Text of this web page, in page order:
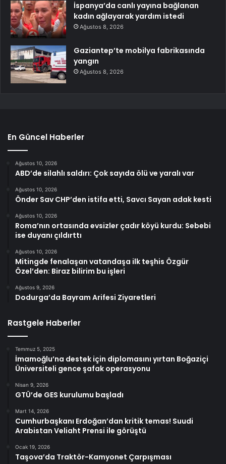
İspanya’da canlı yayına bağlanan
kadın ağlayarak yardım istedi
Ağustos 8, 2026
Gaziantep’te mobilya fabrikasında
yangın
Ağustos 8, 2026
En Güncel Haberler
Ağustos 10, 2026
ABD’de silahlı saldırı: Çok sayıda ölü ve yaralı var
Ağustos 10, 2026
Önder Sav CHP’den istifa etti, Savcı Sayan adak kesti
Ağustos 10, 2026
Roma’nın ortasında evsizler çadır köyü kurdu: Sebebi
ise duyanı çıldırttı
Ağustos 10, 2026
Mitingde fenalaşan vatandaşa ilk teşhis Özgür
Özel’den: Biraz bilirim bu işleri
Ağustos 9, 2026
Dodurga’da Bayram Arifesi Ziyaretleri
Rastgele Haberler
Temmuz 5, 2025
İmamoğlu’na destek için diplomasını yırtan Boğaziçi
Üniversiteli gence şafak operasyonu
Nisan 9, 2026
GTÜ’de GES kurulumu başladı
Mart 14, 2026
Cumhurbaşkanı Erdoğan’dan kritik temas! Suudi
Arabistan Veliaht Prensi ile görüştü
Ocak 19, 2026
Taşova’da Traktör-Kamyonet Çarpışması